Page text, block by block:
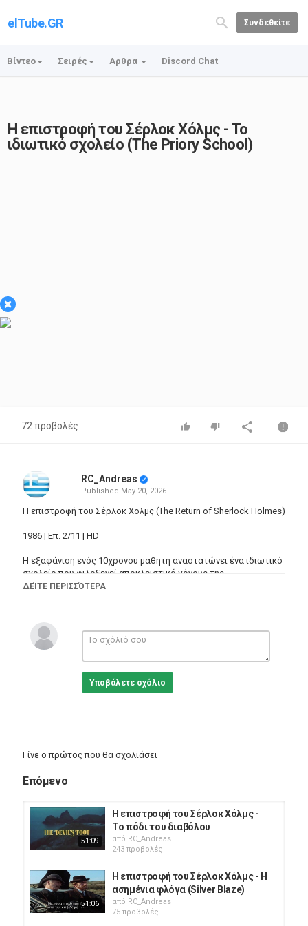
elTube.GR Συνδεθείτε
Βίντεο Σειρές Αρθρα Discord Chat
Η επιστροφή του Σέρλοκ Χόλμς - Το
ιδιωτικό σχολείο (The Priory School)
×
72 προβολές
RC_Andreas
Published May 20, 2026
Η επιστροφή του Σέρλοκ Χολμς (The Return of Sherlock Holmes)
1986 | Επ. 2/11 | HD
Η εξαφάνιση ενός 10χρονου μαθητή αναστατώνει ένα ιδιωτικό
σχολείο που φιλοξενεί αποκλειστικά γόνους της
αριστοκρατίας, και ο διευθυντής καταφεύγει πανικόβλητος
ο πατέρας του εξαφανισμένου μαθητή, που επιμένει να
παραμένει αθέατος και αρνείται να προσφέρει οποιαδήποτε
βοήθεια. Η κατάσταση περιπλέκεται όταν ο Χολμς
ανακαλύπτει πως η εξαφάνιση του μαθητή δεν είναι η μοναδική
που έχει συμβεί στο αποκλειστικό σχολείο.
Eng Films
ΔΕΊΤΕ ΠΕΡΙΣΣΌΤΕΡΑ
Υποβάλετε σχόλιο
Γίνε ο πρώτος που θα σχολιάσει
Επόμενο
51:09
Η επιστροφή του Σέρλοκ Χόλμς -
Το πόδι του διαβόλου
από RC_Andreas
243 προβολές
51:06
Η επιστροφή του Σέρλοκ Χόλμς - Η
ασημένια φλόγα (Silver Blaze)
από RC_Andreas
75 προβολές